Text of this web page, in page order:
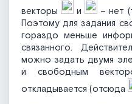
векторы
и
– нет
Поэтому для задания
гораздо меньше
связанного.
можно задать двумя
и свободным
откладывается (отсюда